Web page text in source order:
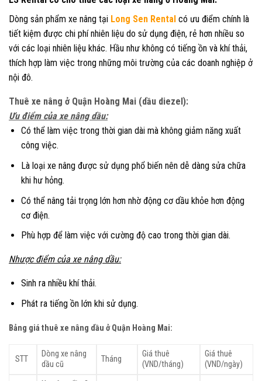
Dòng sản phẩm xe nâng tại Long Sen Rental có ưu điểm chính là
tiết kiệm được chi phí nhiên liệu do sử dụng điện, rẻ hơn nhiều so
với các loại nhiên liệu khác. Hầu như không có tiếng ồn và khí thải,
thích hợp làm việc trong những môi trường của các doanh nghiệp ở
nội đô.
Thuê xe nâng ở Quận Hoàng Mai (dầu diezel):
Ưu điểm của xe nâng dầu:
Có thể làm việc trong thời gian dài mà không giảm năng xuất
công việc.
Là loại xe nâng được sử dụng phổ biến nên dễ dàng sửa chữa
khi hư hỏng.
Có thể nâng tải trọng lớn hơn nhờ động cơ dầu khỏe hơn động
cơ điện.
Phù hợp để làm việc với cường độ cao trong thời gian dài.
Nhược điểm của xe nâng dầu:
Sinh ra nhiều khí thải.
Phát ra tiếng ồn lớn khi sử dụng.
Bảng giá thuê xe nâng dầu ở Quận Hoàng Mai:
STT
Dòng xe nâng
dầu cũ
Tháng
Giá thuê
(VND/tháng)
Giá thuê
(VND/ngày)